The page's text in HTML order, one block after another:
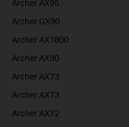
Archer AX95
Archer GX90
Archer AX1800
Archer AX90
Archer AX73
Archer AX73
Archer AX72